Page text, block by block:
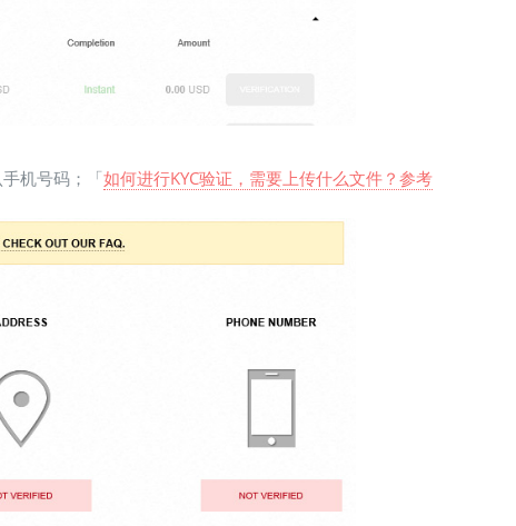
机号码；「如何进行KYC验证，需要上传什么文件？参考